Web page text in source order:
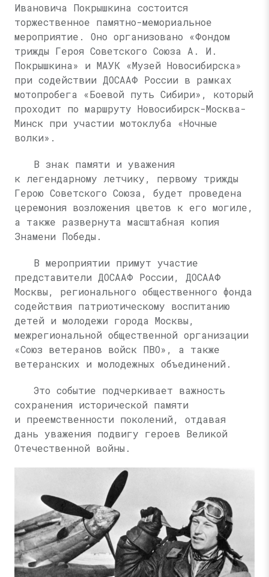
Ивановича Покрышкина состоится
торжественное памятно-мемориальное
мероприятие. Оно организовано «Фондом
трижды Героя Советского Союза А. И.
Покрышкина» и МАУК «Музей Новосибирска»
при содействии ДОСААФ России в рамках
мотопробега «Боевой путь Сибири», который
проходит по маршруту Новосибирск-Москва-
Минск при участии мотоклуба «Ночные
волки».
В знак памяти и уважения
к легендарному летчику, первому трижды
Герою Советского Союза, будет проведена
церемония возложения цветов к его могиле,
а также развернута масштабная копия
Знамени Победы.
В мероприятии примут участие
представители ДОСААФ России, ДОСААФ
Москвы, регионального общественного фонда
содействия патриотическому воспитанию
детей и молодежи города Москвы,
межрегиональной общественной организации
«Союз ветеранов войск ПВО», а также
ветеранских и молодежных объединений.
Это событие подчеркивает важность
сохранения исторической памяти
и преемственности поколений, отдавая
дань уважения подвигу героев Великой
Отечественной войны.